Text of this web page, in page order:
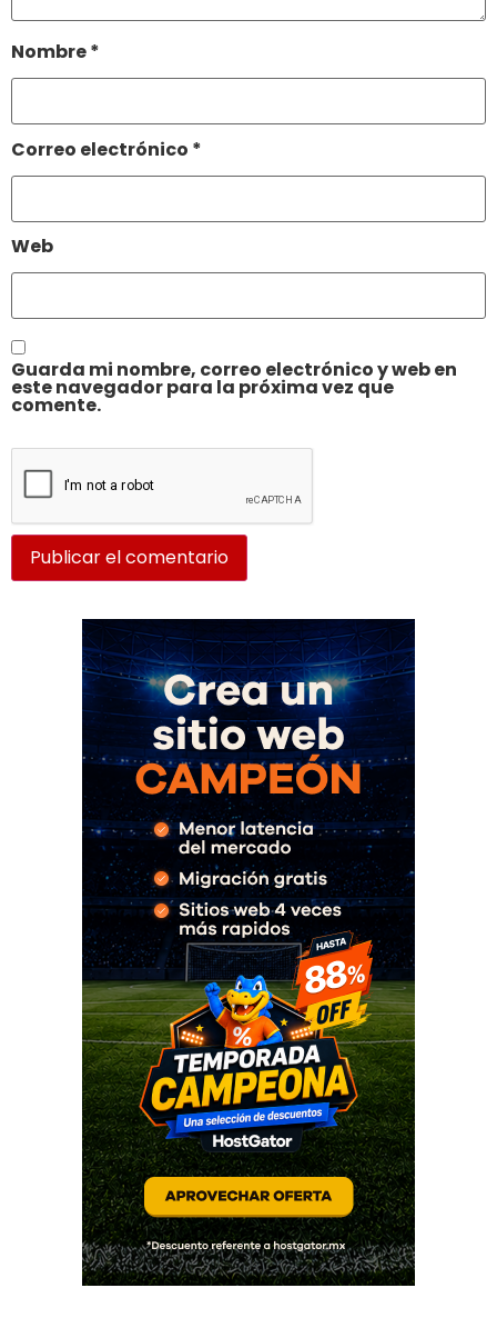
Nombre*
Correo electrónico *
Web
Guarda mi nombre, correo electrónico y web en
este navegador para la próxima vez que
comente.